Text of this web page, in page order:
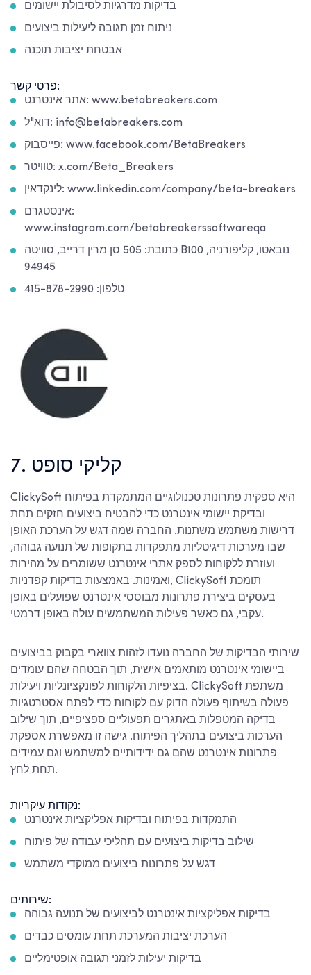
בדיקות מדרגיות לסיבולת יישומים
ניתוח זמן תגובה ליעילות ביצועים
אבטחת יציבות תוכנה
פרטי קשר:
אתר אינטרנט: www.betabreakers.com
דוא"ל: info@betabreakers.com
פייסבוק: www.facebook.com/BetaBreakers
טוויטר: x.com/Beta_Breakers
לינקדאין: www.linkedin.com/company/beta-breakers
אינסטגרם:
www.instagram.com/betabreakerssoftwareqa
כתובת: 505 סן מרין דרייב, סוויטה B100 נובאטו, קליפורניה,
94945
טלפון: 415-878-2990
7. קליקי סופט
ClickySoft היא ספקית פתרונות טכנולוגיים המתמקדת בפיתוח
ובדיקת יישומי אינטרנט כדי להבטיח ביצועים חזקים תחת
דרישות משתמש משתנות. החברה שמה דגש על הערכת האופן
שבו מערכות דיגיטליות מתפקדות בתקופות של תנועה גבוהה,
ועוזרת ללקוחות לספק אתרי אינטרנט ששומרים על מהירות
ואמינות. באמצעות בדיקות קפדניות, ClickySoft תומכת
בעסקים ביצירת פתרונות מבוססי אינטרנט שפועלים באופן
עקבי, גם כאשר פעילות המשתמשים עולה באופן דרמטי.
שירותי הבדיקות של החברה נועדו לזהות צווארי בקבוק בביצועים
ביישומי אינטרנט מותאמים אישית, תוך הבטחה שהם עומדים
בציפיות הלקוחות לפונקציונליות ויעילות. ClickySoft משתפת
פעולה בשיתוף פעולה הדוק עם לקוחות כדי לפתח אסטרטגיות
בדיקה המטפלות באתגרים תפעוליים ספציפיים, תוך שילוב
הערכות ביצועים בתהליך הפיתוח. גישה זו מאפשרת אספקת
פתרונות אינטרנט שהם גם ידידותיים למשתמש וגם עמידים
תחת לחץ.
נקודות עיקריות:
התמקדות בפיתוח ובדיקות אפליקציות אינטרנט
שילוב בדיקות ביצועים עם תהליכי עבודה של פיתוח
דגש על פתרונות ביצועים ממוקדי משתמש
שירותים:
בדיקות אפליקציות אינטרנט לביצועים של תנועה גבוהה
הערכת יציבות המערכת תחת עומסים כבדים
בדיקות יעילות לזמני תגובה אופטימליים